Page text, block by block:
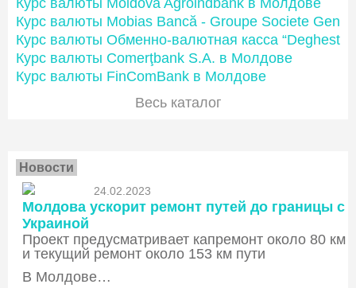
Курс валюты Moldova Agroindbank в Молдове
Курс валюты Mobias Bancă - Groupe Societe
Курс валюты Обменно-валютная касса “Deghest”
Курс валюты Comerţbank S.A. в Молдове
Курс валюты FinComBank в Молдове
Весь каталог
Новости
24.02.2023
Молдова ускорит ремонт путей до границы с
Украиной
Проект предусматривает капремонт около 80 км
и текущий ремонт около 153 км пути
В Молдове…